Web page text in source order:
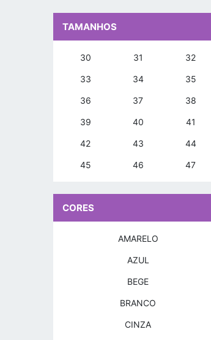
TAMANHOS
30 31 32
33 34 35
36 37 38
39 40 41
42 43 44
45 46 47
CORES
AMARELO
AZUL
BEGE
BRANCO
CINZA